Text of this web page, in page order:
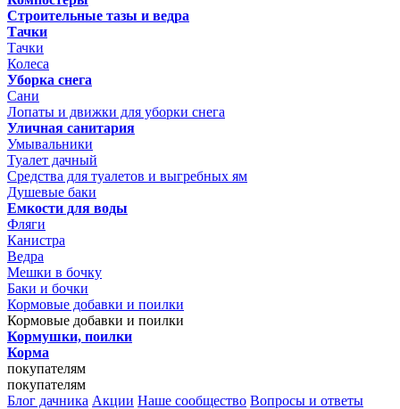
Строительные тазы и ведра
Тачки
Тачки
Колеса
Уборка снега
Сани
Лопаты и движки для уборки снега
Уличная санитария
Умывальники
Туалет дачный
Средства для туалетов и выгребных ям
Душевые баки
Емкости для воды
Фляги
Канистра
Ведра
Мешки в бочку
Баки и бочки
Кормовые добавки и поилки
Кормовые добавки и поилки
Кормушки, поилки
Корма
покупателям
покупателям
Блог дачника Акции Наше сообщество Вопросы и ответы